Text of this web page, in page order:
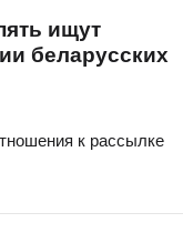
ищут
беларусских
к рассылке